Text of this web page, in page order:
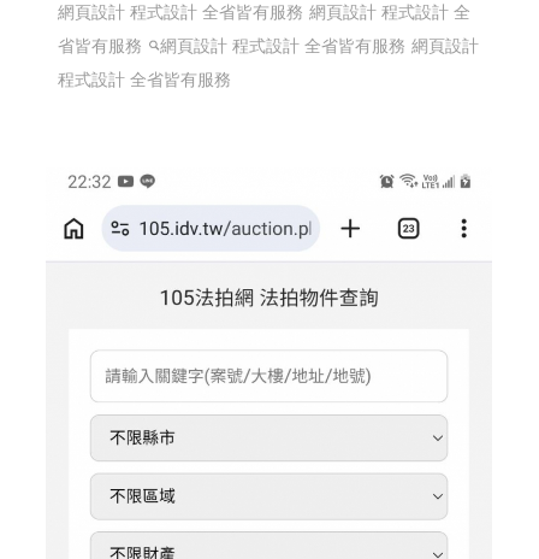
網頁設計 程式設計 全省皆有服務 網頁設計 程式設計 全
省皆有服務
網頁設計 程式設計 全省皆有服務 網頁設計
程式設計 全省皆有服務